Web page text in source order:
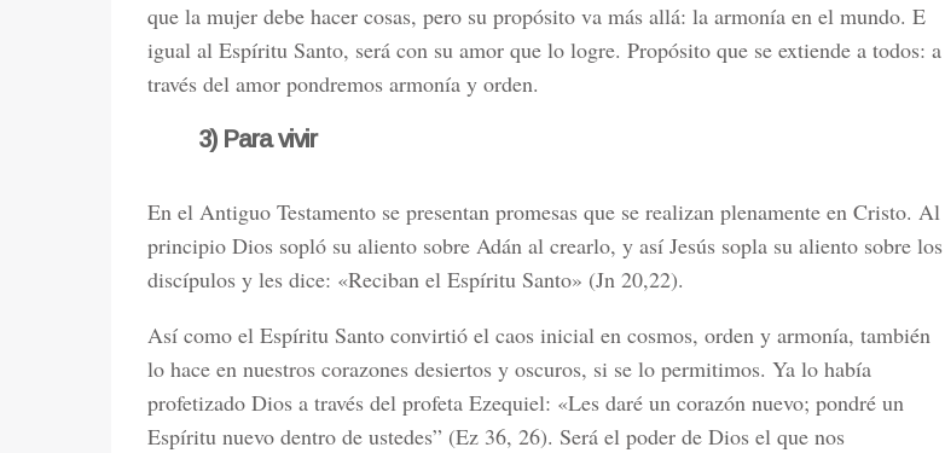
que la mujer debe hacer cosas, pero su propósito va más allá: la armonía en el mundo. E
igual al Espíritu Santo, será con su amor que lo logre. Propósito que se extiende a todos: a
través del amor pondremos armonía y orden.
3) Para vivir
En el Antiguo Testamento se presentan promesas que se realizan plenamente en Cristo. Al
principio Dios sopló su aliento sobre Adán al crearlo, y así Jesús sopla su aliento sobre los
discípulos y les dice: «Reciban el Espíritu Santo» (Jn 20,22).
Así como el Espíritu Santo convirtió el caos inicial en cosmos, orden y armonía, también
lo hace en nuestros corazones desiertos y oscuros, si se lo permitimos. Ya lo había
profetizado Dios a través del profeta Ezequiel: «Les daré un corazón nuevo; pondré un
Espíritu nuevo dentro de ustedes” (Ez 36, 26). Será el poder de Dios el que nos